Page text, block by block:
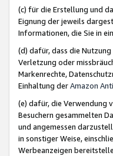
(c) für die Erstellung und
Eignung der jeweils
Informationen, die Sie in
(d) dafür, dass die
Verletzung oder
Markenrechte,
Einhaltung derAmazon
(e) dafür, die Verwendung
Besuchern gesammelten
und angemessen
in sonstiger Weise,
Werbeanzeigen